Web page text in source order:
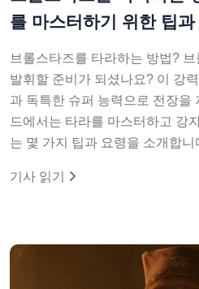
를 마스터하기 위한 팁과
브롤스타즈를 타라하는 방법?
발휘할 준비가 되셨나요? 이 강
과 독특한 슈퍼 능력으로 전장을
드에서는 타라를 마스터하고 강
는 몇 가지 팁과 요령을 소개합니
기사 읽기